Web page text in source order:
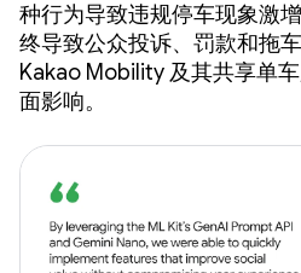
种行为导致违规停车现象激
终导致公众投诉、罚款和拖
Kakao Mobility 及其共享单
面影响。